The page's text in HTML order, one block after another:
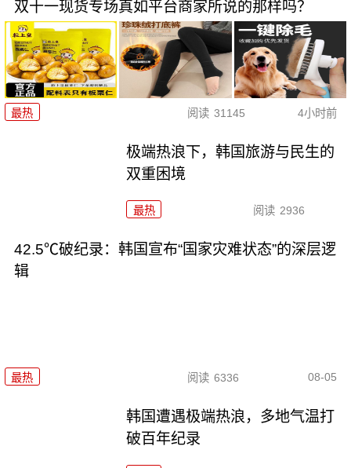
双十一现货专场真如平台商家所说的那样吗？
最热 阅读 31145 4小时前
极端热浪下，韩国旅游与民生的
双重困境
最热 阅读 2936
42.5℃破纪录：韩国宣布“国家灾难状态”的深层逻
辑
最热 阅读 6336 08-05
韩国遭遇极端热浪，多地气温打
破百年纪录